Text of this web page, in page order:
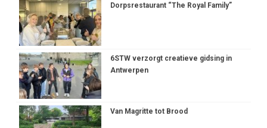
Dorpsrestaurant “The Royal Family”
6STW verzorgt creatieve gidsing in
Antwerpen
Van Magritte tot Brood